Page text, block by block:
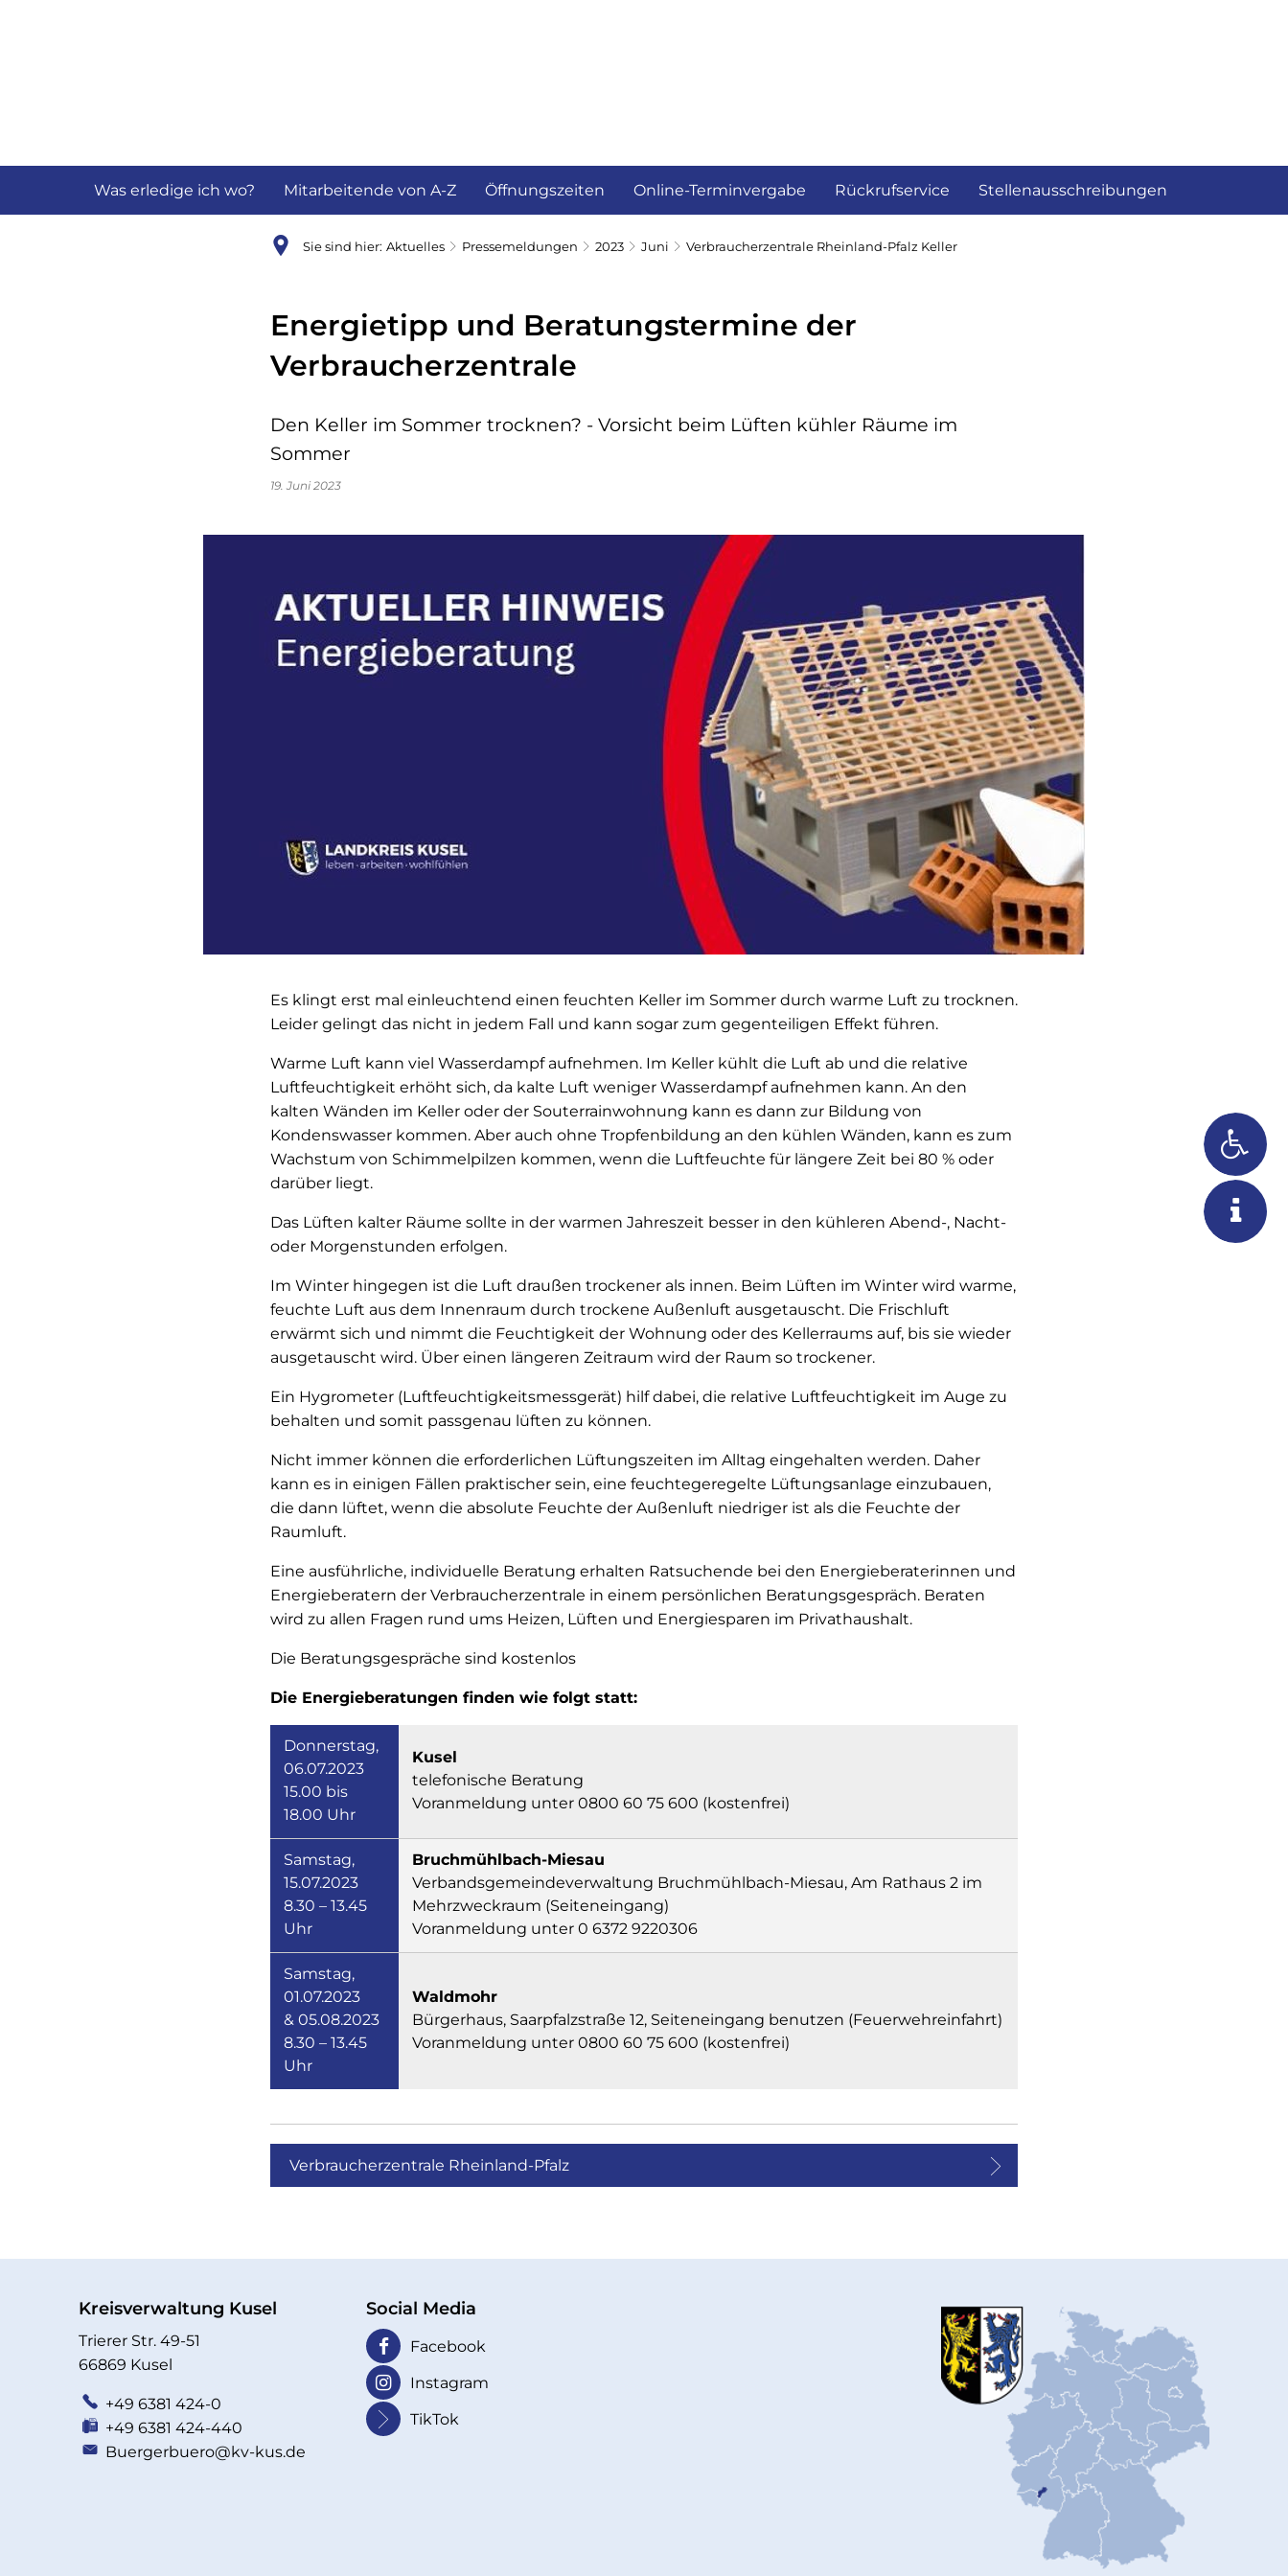
Was erledige ich wo? Mitarbeitende von A-Z Öffnungszeiten Online-Terminvergabe Rückrufservice Stellenausschreibungen
Sie sind hier: Aktuelles Pressemeldungen 2023 Juni Verbraucherzentrale Rheinland-Pfalz Keller
Energietipp und Beratungstermine der
Verbraucherzentrale
Den Keller im Sommer trocknen? - Vorsicht beim Lüften kühler Räume im
Sommer
19. Juni 2023
Es klingt erst mal einleuchtend einen feuchten Keller im Sommer durch warme Luft zu trocknen.
Leider gelingt das nicht in jedem Fall und kann sogar zum gegenteiligen Effekt führen.
Warme Luft kann viel Wasserdampf aufnehmen. Im Keller kühlt die Luft ab und die relative
Luftfeuchtigkeit erhöht sich, da kalte Luft weniger Wasserdampf aufnehmen kann. An den
kalten Wänden im Keller oder der Souterrainwohnung kann es dann zur Bildung von
Kondenswasser kommen. Aber auch ohne Tropfenbildung an den kühlen Wänden, kann es zum
Wachstum von Schimmelpilzen kommen, wenn die Luftfeuchte für längere Zeit bei 80 % oder
darüber liegt.
Das Lüften kalter Räume sollte in der warmen Jahreszeit besser in den kühleren Abend-, Nacht-
oder Morgenstunden erfolgen.
Im Winter hingegen ist die Luft draußen trockener als innen. Beim Lüften im Winter wird warme,
feuchte Luft aus dem Innenraum durch trockene Außenluft ausgetauscht. Die Frischluft
erwärmt sich und nimmt die Feuchtigkeit der Wohnung oder des Kellerraums auf, bis sie wieder
ausgetauscht wird. Über einen längeren Zeitraum wird der Raum so trockener.
Ein Hygrometer (Luftfeuchtigkeitsmessgerät) hilf dabei, die relative Luftfeuchtigkeit im Auge zu
behalten und somit passgenau lüften zu können.
Nicht immer können die erforderlichen Lüftungszeiten im Alltag eingehalten werden. Daher
kann es in einigen Fällen praktischer sein, eine feuchtegeregelte Lüftungsanlage einzubauen,
die dann lüftet, wenn die absolute Feuchte der Außenluft niedriger ist als die Feuchte der
Raumluft.
Eine ausführliche, individuelle Beratung erhalten Ratsuchende bei den Energieberaterinnen und
Energieberatern der Verbraucherzentrale in einem persönlichen Beratungsgespräch. Beraten
wird zu allen Fragen rund ums Heizen, Lüften und Energiesparen im Privathaushalt.
Die Beratungsgespräche sind kostenlos
Die Energieberatungen finden wie folgt statt:
Donnerstag,
06.07.2023
15.00 bis
18.00 Uhr
Kusel
telefonische Beratung
Voranmeldung unter 0800 60 75 600 (kostenfrei)
Samstag,
15.07.2023
8.30 – 13.45
Uhr
Bruchmühlbach-Miesau
Verbandsgemeindeverwaltung Bruchmühlbach-Miesau, Am Rathaus 2 im
Mehrzweckraum (Seiteneingang)
Voranmeldung unter 0 6372 9220306
Samstag,
01.07.2023
& 05.08.2023
8.30 – 13.45
Uhr
Waldmohr
Bürgerhaus, Saarpfalzstraße 12, Seiteneingang benutzen (Feuerwehreinfahrt)
Voranmeldung unter 0800 60 75 600 (kostenfrei)
Verbraucherzentrale Rheinland-Pfalz
Kreisverwaltung Kusel
Trierer Str. 49-51
66869 Kusel
+49 6381 424-0
+49 6381 424-440
Buergerbuero@kv-kus.de
Social Media
Facebook
Instagram
TikTok